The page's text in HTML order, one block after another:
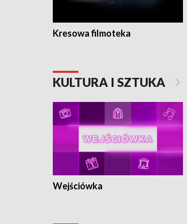
Kresowa filmoteka
KULTURA I SZTUKA
Wejściówka